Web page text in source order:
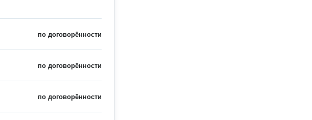
по договорённости
по договорённости
по договорённости